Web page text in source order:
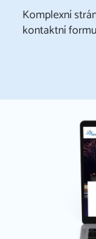
Komplexní
kontaktní